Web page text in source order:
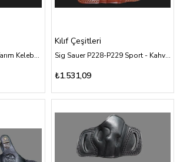
Sig Sauer P228-P229 Yarım Kelebek - Kahverengi Deri Kılıf Çeşitleri
Kılıf Çeşitleri
Sig Sauer P228-P229 Sport - Kahverengi Deri Kılıf Çeşitleri
₺1.531,09